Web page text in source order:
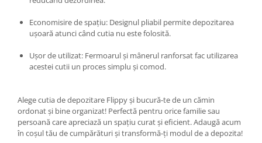
Chiuvete bucatarie compozit
Chiuvete inox
Coloane de dus
Robineti
Climatizare si echipamente de
incalzire
Aere conditionate
Economisire de spațiu: Designul pliabil permite depozitarea
ușoară atunci când cutia nu este folosită.
Ușor de utilizat: Fermoarul și mânerul ranforsat fac utilizarea
acestei cutii un proces simplu și comod.
Alege cutia de depozitare Flippy și bucură-te de un cămin
ordonat și bine organizat! Perfectă pentru orice familie sau
persoană care apreciază un spațiu curat și eficient. Adaugă acum
în coșul tău de cumpărături și transformă-ți modul de a depozita!